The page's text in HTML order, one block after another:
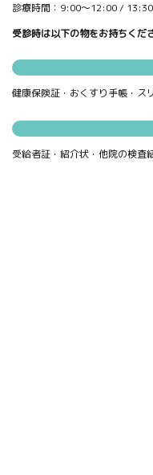
診療時間：9:00～12:00 /
受診時は以下の物をお持ちくだ
健康保険証・おくすり手帳・ス
受給者証・紹介状・他院の検査